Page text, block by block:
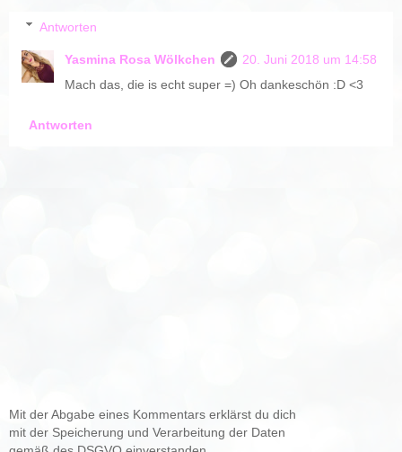
Antworten
Yasmina Rosa Wölkchen
20. Juni 2018 um 14:58
Mach das, die is echt super =) Oh dankeschön :D <3
Antworten
Mit der Abgabe eines Kommentars erklärst du dich
mit der Speicherung und Verarbeitung der Daten